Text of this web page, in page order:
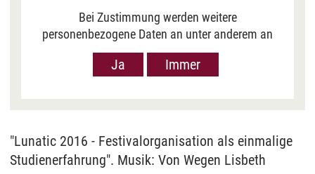
Bei Zustimmung werden weitere
personenbezogene Daten an unter anderem an
Google in den USA übermittelt, um Ihnen Youtube-
Videos anzuzeigen. Der Europäische Gerichtshof
an EU-Standards, jedoch als unzureichend
dass Ihre Daten dann durch US-Behörden
verarbeitet werden können. Klicken Sie auf „Ja“
erfolgt die Weitergabe nur für die Anzeige dieses
Ja Immer
"Lunatic 2016 - Festivalorganisation als einmalige
Studienerfahrung". Musik: Von Wegen Lisbeth